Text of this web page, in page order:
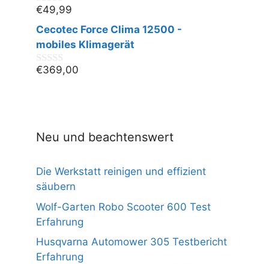
0
v
o
n
5
€49,99
Cecotec Force Clima 12500 -
mobiles Klimagerät
0
€369,00
Neu und beachtenswert
Die Werkstatt reinigen und effizient
säubern
Wolf-Garten Robo Scooter 600 Test
Erfahrung
Husqvarna Automower 305 Testbericht
Erfahrung